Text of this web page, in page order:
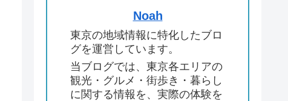
Noah
東京の地域情報に特化したブロ
グを運営しています。
当ブログでは、東京各エリアの
観光・グルメ・街歩き・暮らし
に関する情報を、実際の体験を